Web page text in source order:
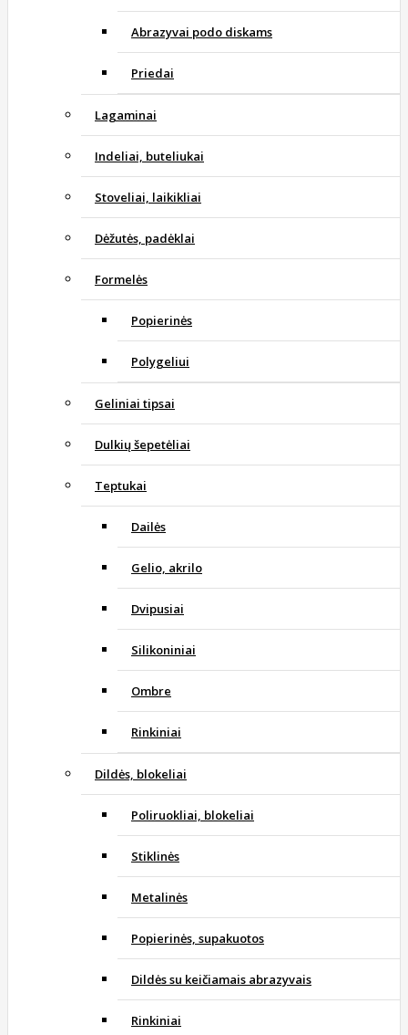
Abrazyvai podo diskams
Priedai
Lagaminai
Indeliai, buteliukai
Stoveliai, laikikliai
Dėžutės, padėklai
Formelės
Popierinės
Polygeliui
Geliniai tipsai
Dulkių šepetėliai
Teptukai
Dailės
Gelio, akrilo
Dvipusiai
Silikoniniai
Ombre
Rinkiniai
Dildės, blokeliai
Poliruokliai, blokeliai
Stiklinės
Metalinės
Popierinės, supakuotos
Dildės su keičiamais abrazyvais
Rinkiniai